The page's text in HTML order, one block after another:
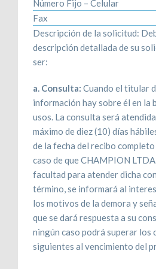
Número Fijo – Celular
Fax
Descripción de la solicitud:
descripción detallada de su
ser:
a. Consulta: Cuando el titular
información hay sobre él en la
usos. La consulta será
máximo de diez (10) días
de la fecha del recibo completo
caso de que CHAMPION
facultad para atender dicha
término, se informará al
los motivos de la demora y
que se dará respuesta a su
ningún caso podrá superar los
siguientes al vencimiento del